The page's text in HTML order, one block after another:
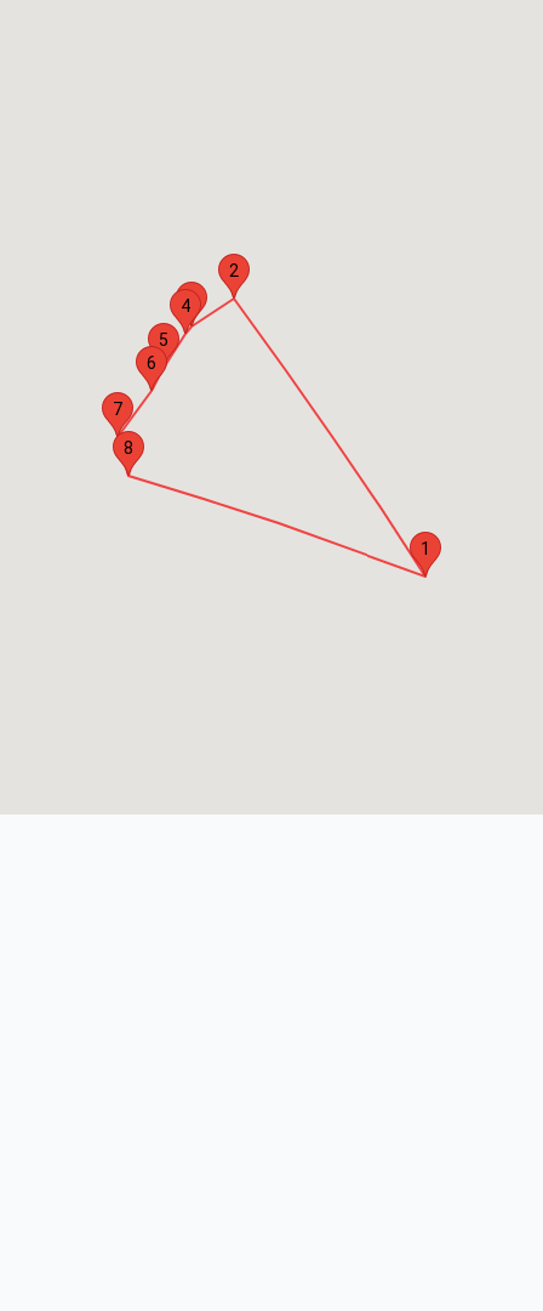
1
2
3
4
5
6
7
8